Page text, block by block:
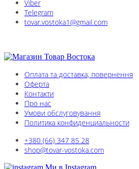
Viber
Telegram
tovar.vostoka1@gmail.com
Оплата та доставка, повернення
Оферта
Контакти
Про нас
Умови обслуговування
Политика конфиденциальности
+380 (66) 347 85 28
shop@tovar-vostoka.com